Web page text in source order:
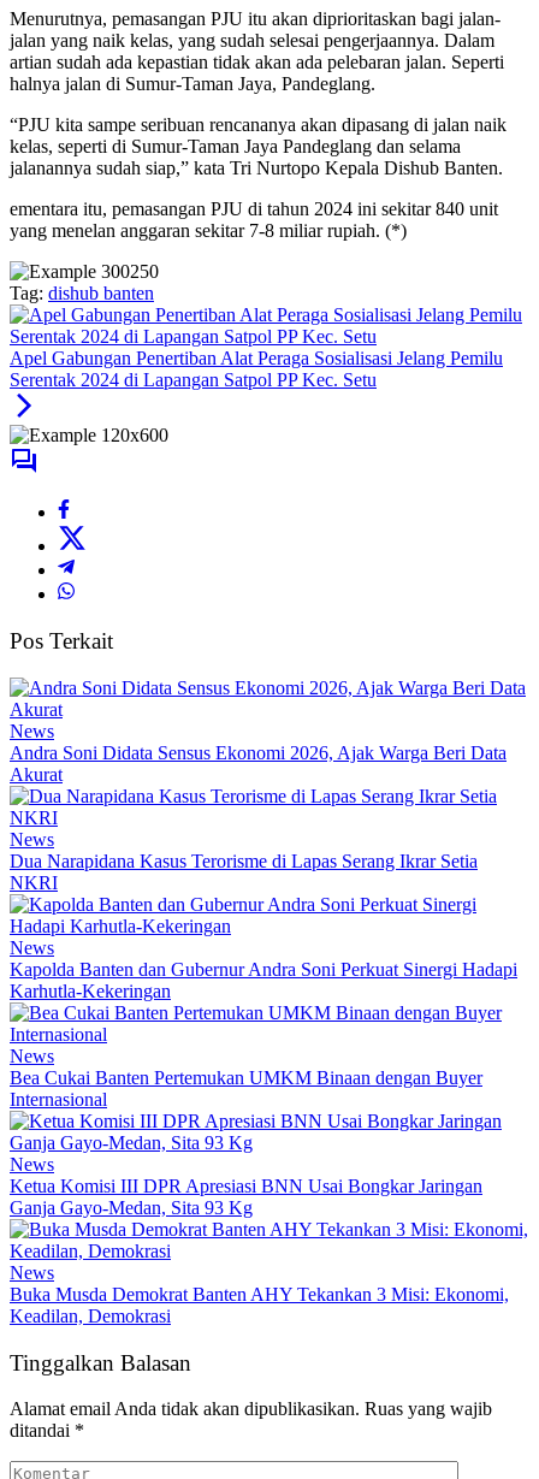
Menurutnya, pemasangan PJU itu akan diprioritaskan bagi jalan-
jalan yang naik kelas, yang sudah selesai pengerjaannya. Dalam
artian sudah ada kepastian tidak akan ada pelebaran jalan. Seperti
halnya jalan di Sumur-Taman Jaya, Pandeglang.
“PJU kita sampe seribuan rencananya akan dipasang di jalan naik
kelas, seperti di Sumur-Taman Jaya Pandeglang dan selama
jalanannya sudah siap,” kata Tri Nurtopo Kepala Dishub Banten.
ementara itu, pemasangan PJU di tahun 2024 ini sekitar 840 unit
yang menelan anggaran sekitar 7-8 miliar rupiah. (*)
Tag: dishub banten
Apel Gabungan Penertiban Alat Peraga Sosialisasi Jelang Pemilu
Serentak 2024 di Lapangan Satpol PP Kec. Setu
Pos Terkait
News
Andra Soni Didata Sensus Ekonomi 2026, Ajak Warga Beri Data
Akurat
News
Dua Narapidana Kasus Terorisme di Lapas Serang Ikrar Setia
NKRI
News
Kapolda Banten dan Gubernur Andra Soni Perkuat Sinergi Hadapi
Karhutla-Kekeringan
News
Bea Cukai Banten Pertemukan UMKM Binaan dengan Buyer
Internasional
News
Ketua Komisi III DPR Apresiasi BNN Usai Bongkar Jaringan
Ganja Gayo-Medan, Sita 93 Kg
News
Buka Musda Demokrat Banten AHY Tekankan 3 Misi: Ekonomi,
Keadilan, Demokrasi
Tinggalkan Balasan
Alamat email Anda tidak akan dipublikasikan. Ruas yang wajib
ditandai *